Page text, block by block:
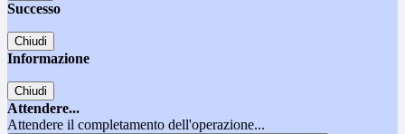
Successo
Chiudi
Informazione
Chiudi
Attendere...
Attendere il completamento dell'operazione...